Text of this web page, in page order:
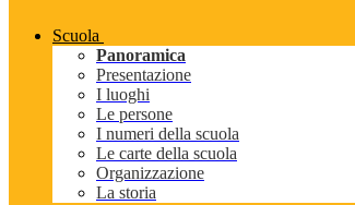
Scuola
Panoramica
Presentazione
I luoghi
Le persone
I numeri della scuola
Le carte della scuola
Organizzazione
La storia